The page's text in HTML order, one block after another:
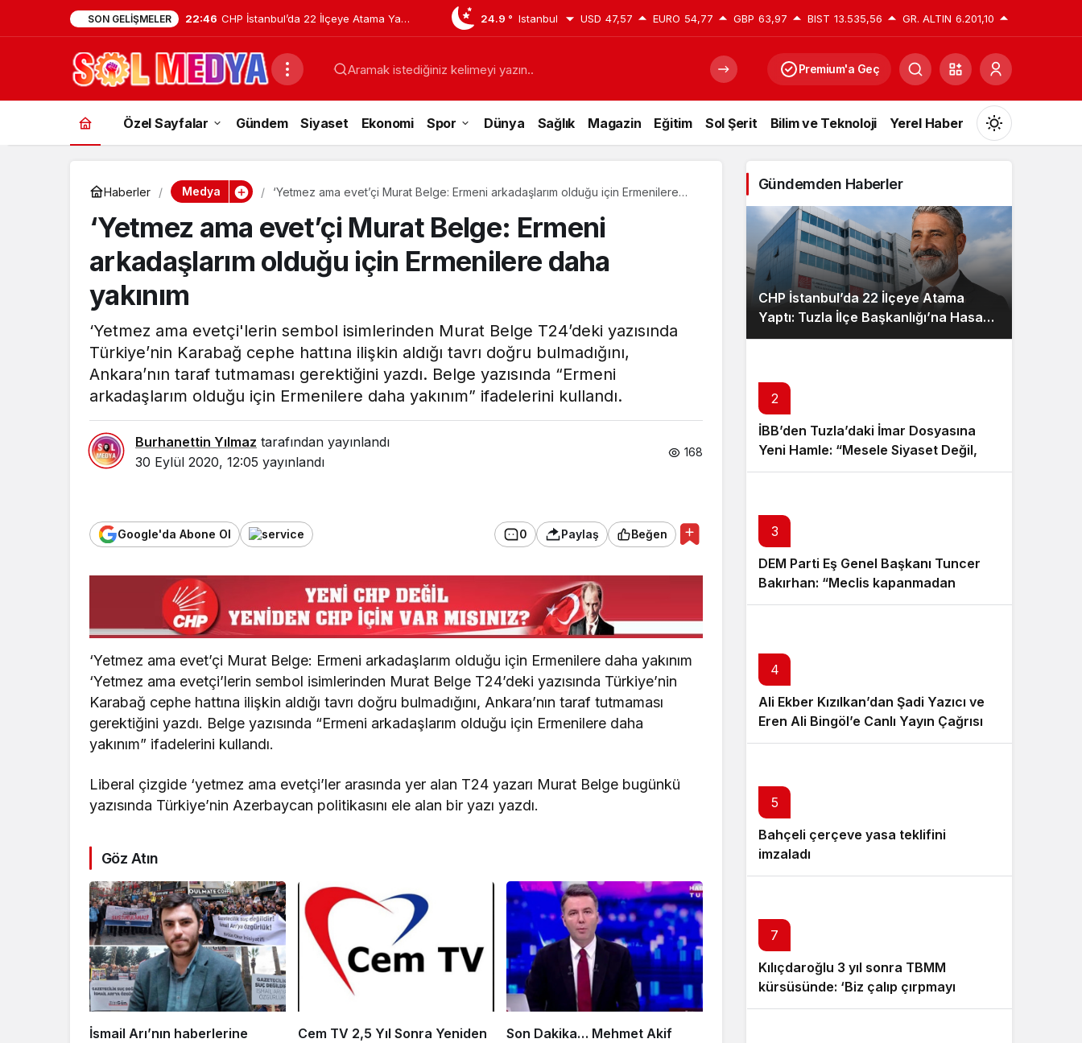
SON GELIŞMELER 22:46 CHP İstanbul’da 22 İlçeye Atama Yaptı:
Tuzla İlçe Başkanlığı’na Hasan
Uzunyayla Getirildi
24.9 ° Istanbul USD 47,57 EURO 54,77 GBP 63,97 BIST 13.535,56 GR. ALTIN 6.201,10
Aramak istediğiniz kelimeyi yazın.. Premium'a Geç
Özel Sayfalar Gündem Siyaset Ekonomi Spor Dünya Sağlık Magazin Eğitim Sol Şerit Bilim ve Teknoloji Yerel Haber
Mod
değiştir
Gündüz Modu
Gündüz modunu seçin.
Gece Modu
Haberler Medya
‘Yetmez ama evet’çi Murat Belge: Ermeni arkadaşlarım olduğu için Ermenilere
‘Yetmez ama evet’çi Murat Belge: Ermeni
arkadaşlarım olduğu için Ermenilere daha
yakınım
‘Yetmez ama evetçi'lerin sembol isimlerinden Murat Belge T24’deki yazısında
Türkiye’nin Karabağ cephe hattına ilişkin aldığı tavrı doğru bulmadığını,
Ankara’nın taraf tutmaması gerektiğini yazdı. Belge yazısında “Ermeni
arkadaşlarım olduğu için Ermenilere daha yakınım” ifadelerini kullandı.
Burhanettin Yılmaz tarafından yayınlandı
30 Eylül 2020, 12:05 yayınlandı
168
Google'da Abone Ol 0 Paylaş Beğen
‘Yetmez ama evet’çi Murat Belge: Ermeni arkadaşlarım olduğu için Ermenilere daha yakınım
‘Yetmez ama evetçi’lerin sembol isimlerinden Murat Belge T24’deki yazısında Türkiye’nin
Karabağ cephe hattına ilişkin aldığı tavrı doğru bulmadığını, Ankara’nın taraf tutmaması
gerektiğini yazdı. Belge yazısında “Ermeni arkadaşlarım olduğu için Ermenilere daha
yakınım” ifadelerini kullandı.
Liberal çizgide ‘yetmez ama evetçi’ler arasında yer alan T24 yazarı Murat Belge bugünkü
yazısında Türkiye’nin Azerbaycan politikasını ele alan bir yazı yazdı.
Göz Atın
İsmail Arı’nın haberlerine
Cem TV 2,5 Yıl Sonra Yeniden
Son Dakika… Mehmet Akif
Gündemden Haberler
CHP İstanbul’da 22 İlçeye Atama
Yaptı: Tuzla İlçe Başkanlığı’na Hasan
Uzunyayla Getirildi
2
İBB’den Tuzla’daki İmar Dosyasına
Yeni Hamle: “Mesele Siyaset Değil,
Kamu Yararı”
3
DEM Parti Eş Genel Başkanı Tuncer
Bakırhan: “Meclis kapanmadan
çerçeve yasa çıkarılmalıdır”
4
Ali Ekber Kızılkan’dan Şadi Yazıcı ve
Eren Ali Bingöl’e Canlı Yayın Çağrısı
5
Bahçeli çerçeve yasa teklifini
imzaladı
6
Özgür Özel istifa çağrısı yaptı:
Darbecilerden butlancılardan
kurtulun
7
Kılıçdaroğlu 3 yıl sonra TBMM
kürsüsünde: ‘Biz çalıp çırpmayı
bilmeyiz’